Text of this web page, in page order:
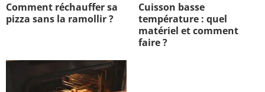
Comment réchauffer sa
pizza sans la ramollir ?
Cuisson basse
température : quel
matériel et comment
faire ?